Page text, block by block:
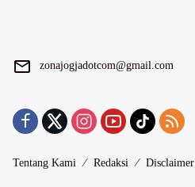
zonajogjadotcom@gmail.com
Tentang Kami Redaksi Disclaimer